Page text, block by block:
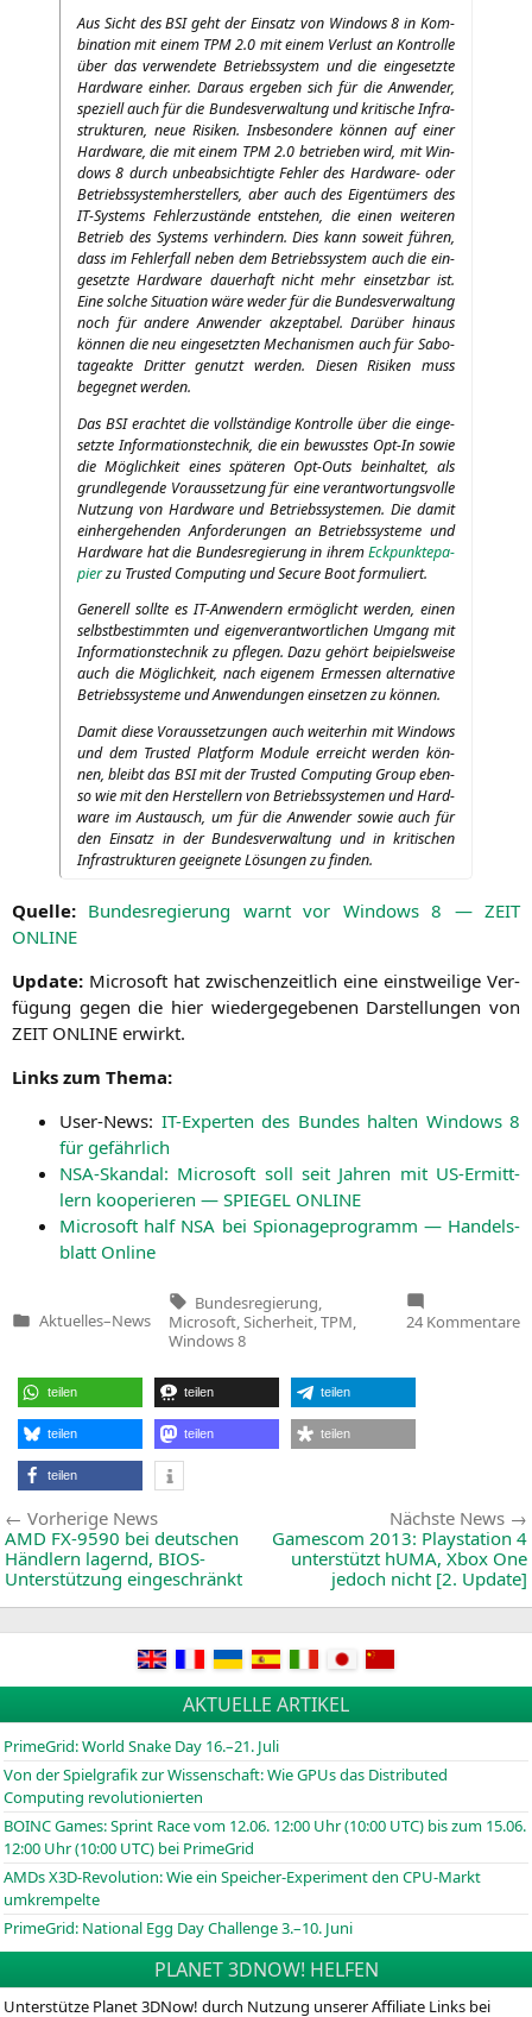
Aus Sicht desBSIgeht der Ein­satz von Win­dows 8 in Kom­
bi­na­ti­on mit einem TPM2.0 mit einem Ver­lust an Kon­trol­le
über das ver­wen­de­te Betriebs­sys­tem und die ein­ge­setz­te
Hard­ware ein­her. Dar­aus erge­ben sich für die Anwen­der,
spe­zi­ell auch für die Bun­des­ver­wal­tung und kri­ti­sche Infra­
struk­tu­ren, neue Risi­ken. Ins­be­son­de­re kön­nen auf einer
Hard­ware, die mit einem TPM2.0 betrie­ben wird, mit Win­
dows 8 durch unbe­ab­sich­tig­te Feh­ler des Hard­ware- oder
Betriebs­sys­tem­her­stel­lers, aber auch des Eigen­tü­mers des
IT-Sys­tems Feh­ler­zu­stän­de ent­ste­hen, die einen wei­te­ren
Betrieb des Sys­tems ver­hin­dern. Dies kann soweit füh­ren,
dass im Feh­ler­fall neben dem Betriebs­sys­tem auch die ein­
ge­setz­te Hard­ware dau­er­haft nicht mehr ein­setz­bar ist.
Eine sol­che Situa­ti­on wäre weder für die Bun­des­ver­wal­tung
noch für ande­re Anwen­der akzep­ta­bel. Dar­über hin­aus
kön­nen die neu ein­ge­setz­ten Mecha­nis­men auch für Sabo­
ta­ge­ak­te Drit­ter genutzt wer­den. Die­sen Risi­ken muss
begeg­net werden.
Das BSIerach­tet die voll­stän­di­ge Kon­trol­le über die ein­ge­
setz­te Infor­ma­ti­ons­tech­nik, die ein bewuss­tes Opt-In sowie
die Mög­lich­keit eines spä­te­ren Opt-Outs beinhal­tet, als
grund­le­gen­de Vor­aus­set­zung für eine ver­ant­wor­tungs­vol­le
Nut­zung von Hard­ware und Betriebs­sys­te­men. Die damit
ein­her­ge­hen­den Anfor­de­run­gen an Betriebs­sys­te­me und
Hard­ware hat die Bun­des­re­gie­rung in ihremEck­punk­te­pa­
pierzu Trus­ted Com­pu­ting und Secu­re Boot formuliert.
Gene­rell soll­te es IT-Anwen­dern ermög­licht wer­den, einen
selbst­be­stimm­ten und eigen­ver­ant­wort­li­chen Umgang mit
Infor­ma­ti­ons­tech­nik zu pfle­gen. Dazu gehört bei­pi­els­wei­se
auch die Mög­lich­keit, nach eige­nem Ermes­sen alter­na­ti­ve
Betriebs­sys­te­me und Anwen­dun­gen ein­set­zen zu können.
Damit die­se Vor­aus­set­zun­gen auch wei­ter­hin mit Win­dows
und dem Trus­ted Plat­form Modu­le erreicht wer­den kön­
nen, bleibt das BSImit der Trus­ted Com­pu­ting Group eben­
so wie mit den Her­stel­lern von Betriebs­sys­te­men und Hard­
ware im Aus­tausch, um für die Anwen­der sowie auch für
den Ein­satz in der Bun­des­ver­wal­tung und in kri­ti­schen
Infra­struk­tu­ren geeig­ne­te Lösun­gen zu finden.
Quel­le: Bun­des­re­gie­rung warnt vor Win­dows 8 —ZEIT
ONLINE
Update: Micro­soft hat zwi­schen­zeit­lich eine einst­wei­li­ge Ver­
fü­gung gegen die hier wie­der­ge­ge­be­nen Dar­stel­lun­gen von
ZEIT ONLINE erwirkt.
Links zum Thema:
User-News: IT-Exper­ten des Bun­des hal­ten Win­dows 8
für gefährlich
NSA-Skan­dal: Micro­soft soll seit Jah­ren mit US-Ermitt­
lern koope­rie­ren — SPIEGEL ONLINE
Micro­soft half NSA bei Spio­na­ge­pro­gramm — Han­dels­
blatt Online
Veröffentlicht
Aktuelles–News
Tags:
Bundesregierung
Microsoft,Sicherheit,TPM,
Windows 8
24 Kommentare
teilen teilen teilen
teilen teilen teilen
teilen
Beitragsnavigation
Vorherige NewsVorherige
News:
AMD FX-9590 bei deutschen
Händlern lagernd, BIOS-
Unterstützung eingeschränkt
Nächste News
Gamescom 2013: Playstation 4
unterstützt hUMA, Xbox One
jedoch nicht [2. Update]
AKTUELLE ARTIKEL
PrimeGrid: World Snake Day 16.–21. Juli
Von der Spielgrafik zur Wissenschaft: Wie GPUs das Distributed
Computing revolutionierten
BOINCGames: Sprint Race vom 12.06. 12:00 Uhr (10:00 UTC) bis zum 15.06.
12:00 Uhr (10:00 UTC) bei PrimeGrid
AMDs X3D-Revolution: Wie ein Speicher-Experiment den CPU-Markt
umkrempelte
PrimeGrid: National Egg Day Challenge 3.–10. Juni
PLANET 3DNOW! HELFEN
Unterstütze Planet 3DNow! durch Nutzung unserer Affiliate Links bei